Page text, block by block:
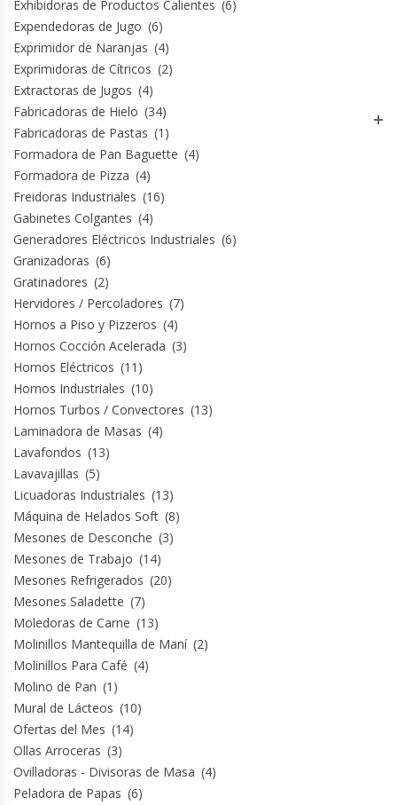
Mesones Saladette
Módulos De Acero Inoxidable
Moledoras De Carne
Molinillos Para Café
Mural De Lácteos
Ofertas Del Mes
Ollas Arroceras
Ovilladoras – Divisoras De Masa
Peladora De Papas
Picador De Hielo
Planchas Churrasqueras
Procesadoras De Alimentos
Puntos De Venta
Rallador De Pan
Ralladoras De Queso
Rebanadoras De Pan De Molde
Refrigeradores Industriales
Repuestos Hornos Turbos
Exhibidoras de Productos Calientes (6)
Expendedoras de Jugo (6)
Exprimidor de Naranjas (4)
Exprimidoras de Cítricos (2)
Extractoras de Jugos (4)
Fabricadoras de Hielo (34)
Fabricadoras de Pastas (1)
Formadora de Pan Baguette (4)
Formadora de Pizza (4)
Freidoras Industriales (16)
Gabinetes Colgantes (4)
Generadores Eléctricos Industriales (6)
Granizadoras (6)
Gratinadores (2)
Hervidores / Percoladores (7)
Hornos a Piso y Pizzeros (4)
Hornos Cocción Acelerada (3)
Hornos Eléctricos (11)
Hornos Industriales (10)
Hornos Turbos / Convectores (13)
Laminadora de Masas (4)
Lavafondos (13)
Lavavajillas (5)
Licuadoras Industriales (13)
Máquina de Helados Soft (8)
Mesones de Desconche (3)
Mesones de Trabajo (14)
Mesones Refrigerados (20)
Mesones Saladette (7)
Moledoras de Carne (13)
Molinillos Mantequilla de Maní (2)
Molinillos Para Café (4)
Molino de Pan (1)
Mural de Lácteos (10)
Ofertas del Mes (14)
Ollas Arroceras (3)
Ovilladoras - Divisoras de Masa (4)
Peladora de Papas (6)